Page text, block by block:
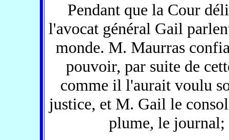
Pendant que la Cour
l'avocat général Gail
monde. M. Maurras
pouvoir, par suite de
comme il l'aurait voulu
justice, et M. Gail le
plume, le journal;